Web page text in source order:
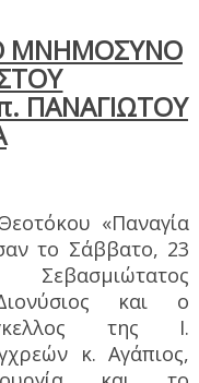
ΜΝΗΜΟΣΥΝΟ
ΠΑΝΑΓΙΩΤΟΥ
«Παναγία
το Σάββατο, 23
και ο
της Ι.
κ. Αγάπιος,